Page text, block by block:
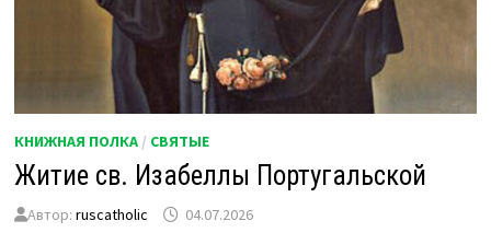
КНИЖНАЯ ПОЛКА / СВЯТЫЕ
Житие св. Изабеллы Португальской
Автор:ruscatholic 04.07.2026